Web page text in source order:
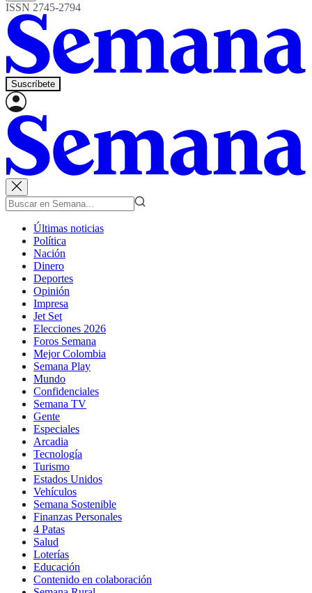
ISSN 2745-2794
Suscríbete
Últimas noticias
Política
Nación
Dinero
Deportes
Opinión
Impresa
Jet Set
Elecciones 2026
Foros Semana
Mejor Colombia
Semana Play
Mundo
Confidenciales
Semana TV
Gente
Especiales
Arcadia
Tecnología
Turismo
Estados Unidos
Vehículos
Semana Sostenible
Finanzas Personales
4 Patas
Salud
Loterías
Educación
Contenido en colaboración